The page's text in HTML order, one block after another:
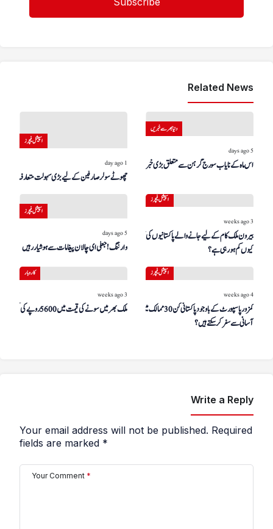
Related News
اسپیشل فیچرز
1 day ago
چھوٹے سولر صارفین کے لیے بڑی سہولت متعارف
دنیا بھر سے خبریں
5 days ago
اس ماہ کے نایاب سورج گرہن سے متعلق بڑی خبر!
اسپیشل فیچرز
5 days ago
وارننگ! جعلی ای چالان پیغامات سے ہوشیار رہیں
اسپیشل فیچرز
3 weeks ago
بیرون ملک کام کے لیے جانے والے پاکستانیوں کی تعداد
کیوں کم ہو رہی ہے؟
کاروبار
3 weeks ago
ملک بھر میں سونے کی قیمت میں 5600 روپے کی کمی
اسپیشل فیچرز
4 weeks ago
کمزور پاسپورٹ کے باوجود پاکستانی کن 30 ممالک میں
آسانی سے سفر کر سکتے ہیں؟
Write a Reply
Your email address will not be published. Required
fields are marked *
Your Comment *